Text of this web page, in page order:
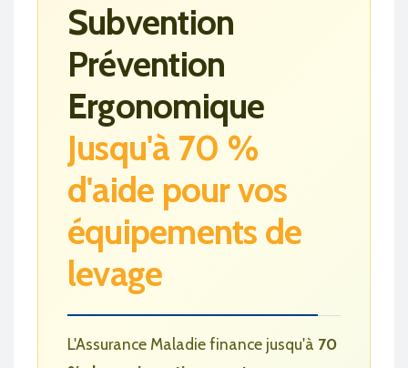
Subvention
Prévention
Ergonomique
Jusqu'à 70 %
d'aide pour vos
équipements de
levage
L'Assurance Maladie finance jusqu'à 70